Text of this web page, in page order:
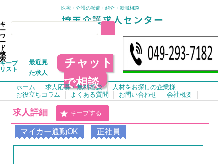
医療・介護の派遣・紹介・転職相談
キ
ー
ワ
ー
ド
検
索
キープ
リスト
最近見
た求人
チャット
で相談
ホーム 求人応募・無料相談
人材をお探しの企業様
お役立ちコラム
よくある質問 お問い合わせ 会社概要
求人詳細 キープする
マイカー通勤OK 正社員